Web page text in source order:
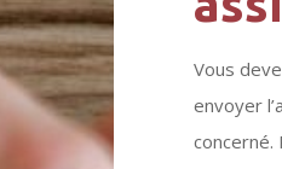
Vous
envoyer
concerné.